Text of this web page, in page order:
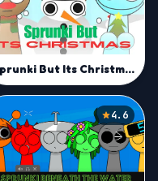
Sprunki But Its Christmas
4.6